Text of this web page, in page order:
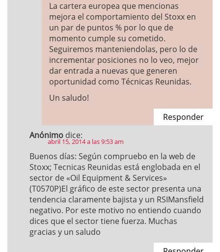
La cartera europea que mencionas
mejora el comportamiento del Stoxx en
un par de puntos % por lo que de
momento cumple su cometido.
Seguiremos manteniendolas, pero lo de
incrementar posiciones no lo veo, mejor
dar entrada a nuevas que generen
oportunidad como Técnicas Reunidas.
Un saludo!
Responder
Anónimo dice:
abril 15, 2014 a las 9:53 am
Buenos días: Según compruebo en la web de
Stoxx; Tecnicas Reunidas está englobada en el
sector de «Oil Equipment & Services»
(T0570P)El gráfico de este sector presenta una
tendencia claramente bajista y un RSIMansfield
negativo. Por este motivo no entiendo cuando
dices que el sector tiene fuerza. Muchas
gracias y un saludo